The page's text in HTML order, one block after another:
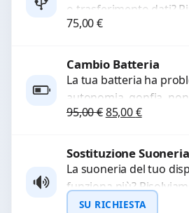
o trasferimento dati?
sostituiamo connettori
75,00€
Procedi
Cambio Batteria
La tua batteria ha
autonomia, gonfia,
lenta o cicli di ricarica
95,00€Il prezzo
85,00€Il prezzo
Procedi
Sostituzione Suoneria
La suoneria del tuo
funziona più?
a moduli audio
SU RICHIESTA